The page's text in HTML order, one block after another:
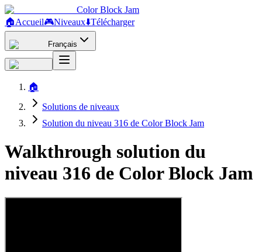
Color Block Jam
🏠Accueil🎮Niveaux⬇️Télécharger
Français
🏠
Solutions de niveaux
Solution du niveau 316 de Color Block Jam
Walkthrough solution du
niveau 316 de Color Block Jam